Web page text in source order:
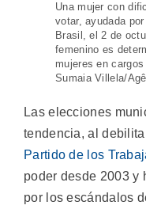
Una mujer con
votar, ayudada
Brasil, el 2 de
femenino es
mujeres en
Sumaia Villela/
Las elecciones
tendencia, al
Partido de los
poder desde 2003 y
por los escándalos